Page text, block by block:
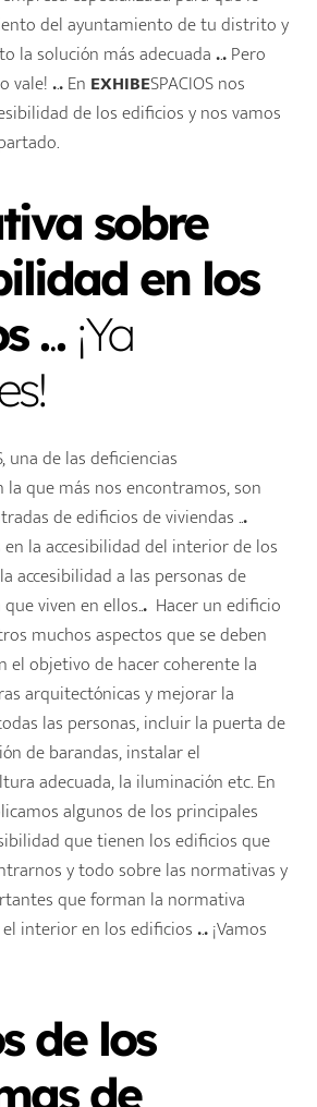
del ayuntamiento de tu distrito y
la solución más adecuada...Pero
vale!...En EXHIBESPACIOS nos
de los edificios y nos vamos
sobre
en los
... ¡Ya
una de las deficiencias
que más nos encontramos, son
de edificios de viviendas ...
la accesibilidad del interior de los
accesibilidad a las personas de
viven en ellos...Hacer un edificio
muchos aspectos que se deben
el objetivo de hacer coherente la
arquitectónicas y mejorar la
las personas, incluir la puerta de
de barandas, instalar el
adecuada, la iluminación etc.En
algunos de los principales
que tienen los edificios que
y todo sobre las normativas y
que forman la normativa
interior en los edificios...¡Vamos
de los
de